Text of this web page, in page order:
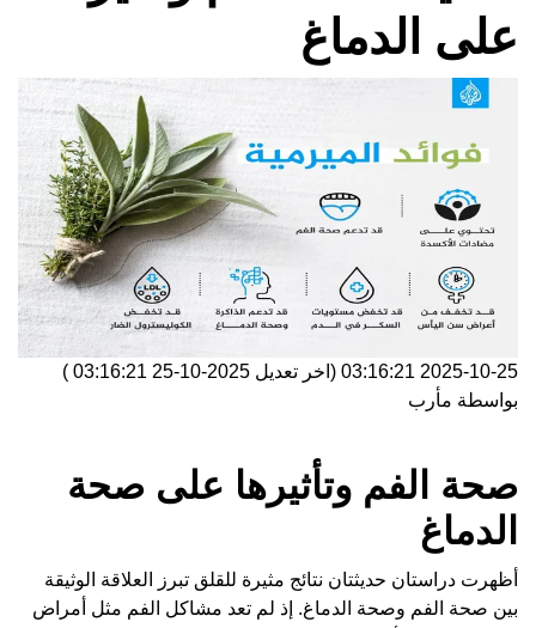
على الدماغ
2025-10-25 03:16:21 (اخر تعديل 2025-10-25 03:16:21
)
بواسطة مأرب
صحة الفم وتأثيرها على صحة
الدماغ
أظهرت دراستان حديثتان نتائج مثيرة للقلق تبرز العلاقة الوثيقة
بين صحة الفم وصحة الدماغ. إذ لم تعد مشاكل الفم مثل أمراض